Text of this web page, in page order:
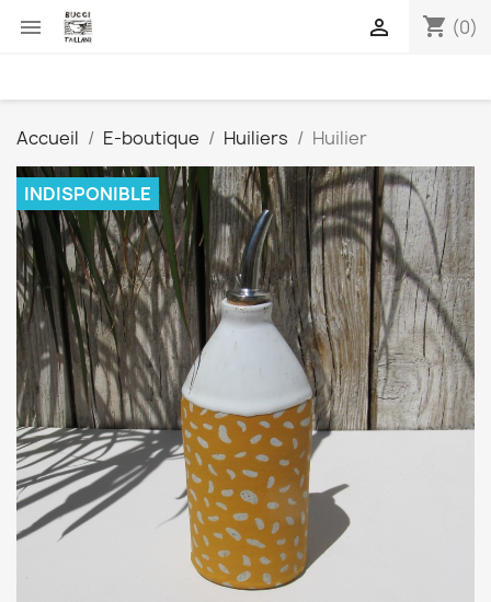
 shopping_cart (0)

Accueil E-boutique Huiliers Huilier
INDISPONIBLE